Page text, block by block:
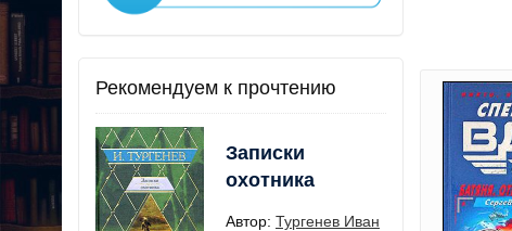
Рекомендуем к прочтению
Записки
охотника
Автор: Тургенев Иван